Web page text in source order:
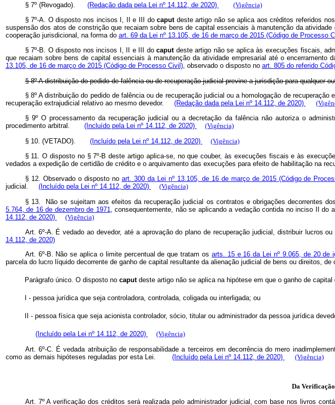
§ 7º (Revogado). (Redação dada pela Lei nº 14.112, de 2020)
(Vigência)
§ 7º-A. O disposto nos incisos I, II e III docaputdeste artigo não se aplica aos créditos referidos
suspensão dos atos de constrição que recaiam sobre bens de capital essenciais à manutenção da
cooperação jurisdicional, na forma do art. 69 da Lei nº 13.105, de 16 de março de 2015 (Código de Processo
§ 7º-B. O disposto nos incisos I, II e III docaputdeste artigo não se aplica às execuções fiscais,
que recaiam sobre bens de capital essenciais à manutenção da atividade empresarial até o
13.105, de 16 de março de 2015 (Código de Processo Civil), observado o disposto no art. 805 do referido
§ 8º A distribuição do pedido de falência ou de recuperação judicial previne a jurisdição para qualquer
§ 8º A distribuição do pedido de falência ou de recuperação judicial ou a homologação de
recuperação extrajudicial relativo ao mesmo devedor. (Redação dada pela Lei nº 14.112, de 2020)
§ 9º O processamento da recuperação judicial ou a decretação da falência não autoriza o
procedimento arbitral. (Incluído pela Lei nº 14.112, de 2020)
(Vigência)
§ 10. (VETADO). (Incluído pela Lei nº 14.112, de 2020)
(Vigência)
§ 11. O disposto no § 7º-B deste artigo aplica-se, no que couber, às execuções fiscais e às
vedados a expedição de certidão de crédito e o arquivamento das execuções para efeito de habilitação na
§ 12. Observado o disposto no art. 300 da Lei nº 13.105, de 16 de março de 2015 (Código de
judicial. (Incluído pela Lei nº 14.112, de 2020)
(Vigência)
§ 13. Não se sujeitam aos efeitos da recuperação judicial os contratos e obrigações decorrentes
5.764, de 16 de dezembro de 1971
, consequentemente, não se aplicando a vedação contida no inciso II
14.112, de 2020)
(Vigência)
Art. 6º-A. É vedado ao devedor, até a aprovação do plano de recuperação judicial, distribuir
14.112, de 2020)
Art. 6º-B. Não se aplica o limite percentual de que tratam os arts. 15 e 16 da Lei nº 9.065, de 20 de
parcela do lucro líquido decorrente de ganho de capital resultante da alienação judicial de bens ou direitos,
Parágrafo único. O disposto nocaputdeste artigo não se aplica na hipótese em que o ganho de
I - pessoa jurídica que seja controladora, controlada, coligada ou interligada; ou
II - pessoa física que seja acionista controlador, sócio, titular ou administrador da pessoa jurídica
(Incluído pela Lei nº 14.112, de 2020)
(Vigência)
Art. 6º-C. É vedada atribuição de responsabilidade a terceiros em decorrência do mero
como as demais hipóteses reguladas por esta Lei. (Incluído pela Lei nº 14.112, de 2020)
(Vigência)
Da
Art. 7º A verificação dos créditos será realizada pelo administrador judicial, com base nos livros